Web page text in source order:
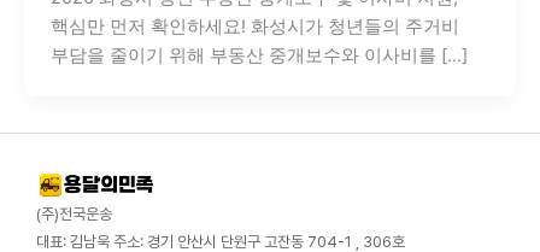
핵심만 먼저 확인하세요! 화성시가 청년들의 주거비
부담을 줄이기 위해 부동산 중개보수와 이사비를 […]
(주)전국운송
대표: 김남욱 주소: 경기 안산시 단원구 고잔동 704-1 , 306호